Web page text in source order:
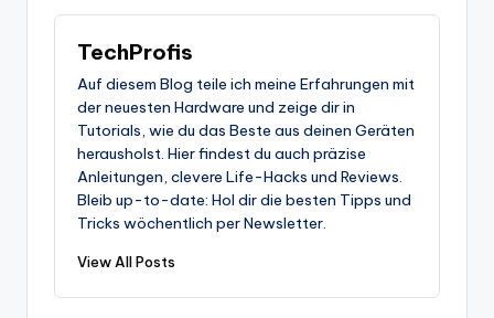
TechProfis
Auf diesem Blog teile ich meine Erfahrungen mit
der neuesten Hardware und zeige dir in
Tutorials, wie du das Beste aus deinen Geräten
herausholst. Hier findest du auch präzise
Anleitungen, clevere Life-Hacks und Reviews.
Bleib up-to-date: Hol dir die besten Tipps und
Tricks wöchentlich per Newsletter.
View All Posts